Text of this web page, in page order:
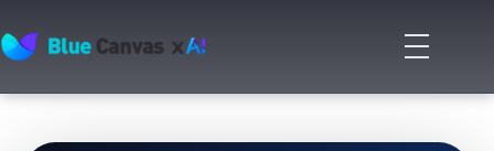
BLUECANVAS
메
뉴
기